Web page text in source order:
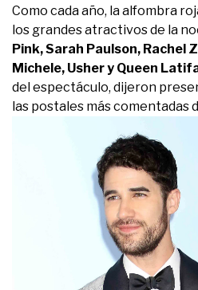
Como cada año, la alfombra
los grandes atractivos de la
Pink, Sarah Paulson, Rachel
Michele, Usher y Queen
del espectáculo, dijeron
las postales más comentadas